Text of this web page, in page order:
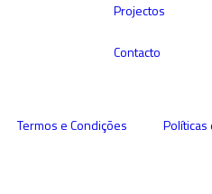
Projectos
Contacto
Termos e Condições Políticas